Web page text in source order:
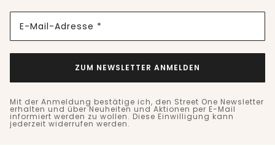
E-Mail-Adresse *
ZUM NEWSLETTER ANMELDEN
Mit der Anmeldung bestätige ich, den Street One Newsletter
erhalten und über Neuheiten und Aktionen per E-Mail
informiert werden zu wollen. Diese Einwilligung kann
jederzeit widerrufen werden.